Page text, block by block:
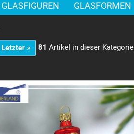
GLASFIGUREN GLASFORMEN
Letzter » 81 Artikel in dieser Kategorie